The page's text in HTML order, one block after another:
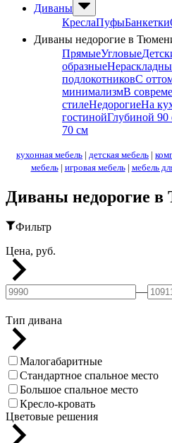
Диваны
КреслаПуфыБанкетки
Диваны недорогие в
ПрямыеУгловые
образные
подлокотниковС
минимализмВ
стилеНедорогиеНа
гостинойГлубиной 90
70 см
кухонная мебель | детская мебель |
мебель| игровая мебель| мебель
Диваны недорогие
Фильтр
Цена, руб.
—
Тип дивана
Малогабаритные
Стандартное спальное место
Большое спальное место
Кресло-кровать
Цветовые решения